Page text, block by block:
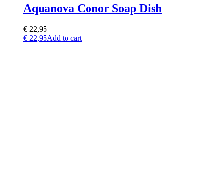
Aquanova Conor Soap Dish
€ 22,95
€ 22,95Add to cart